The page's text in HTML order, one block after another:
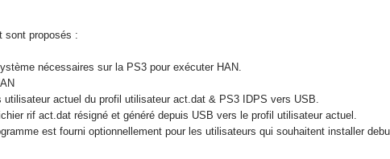
sont proposés :
nécessaires sur la PS3 pour exécuter HAN.
utilisateur actuel du profil utilisateur act.dat & PS3 IDPS vers USB.
rif act.dat résigné et généré depuis USB vers le profil utilisateur actuel.
est fourni optionnellement pour les utilisateurs qui souhaitent installer